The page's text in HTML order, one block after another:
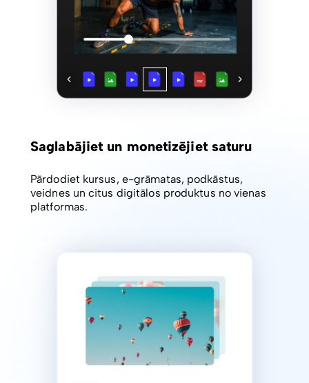
Saglabājiet un monetizējiet saturu
Pārdodiet kursus, e-grāmatas, podkāstus,
veidnes un citus digitālos produktus no vienas
platformas.